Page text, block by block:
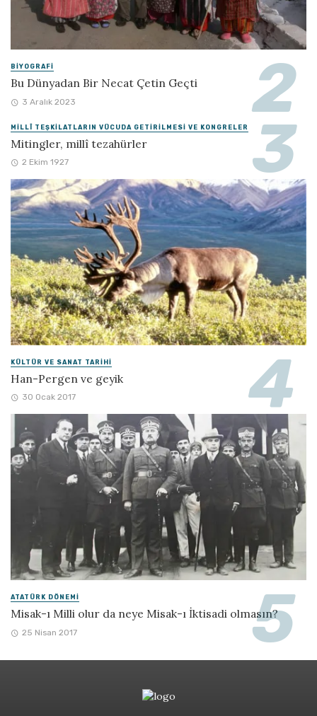
BIYOGRAFI
Bu Dünyadan Bir Necat Çetin Geçti
3 Aralık 2023
MILLÎ TEŞKILATLARIN VÜCUDA GETIRILMESI VE KONGRELER
Mitingler, millî tezahürler
2 Ekim 1927
KÜLTÜR VE SANAT TARIHI
Han-Pergen ve geyik
30 Ocak 2017
ATATÜRK DÖNEMI
Misak-ı Milli olur da neye Misak-ı İktisadi olmasın?
25 Nisan 2017